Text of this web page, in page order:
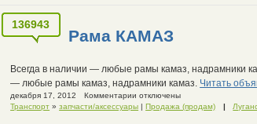
136943
Рама КАМАЗ
Всегда в наличии — любые рамы камаз, надрамники
— любые рамы камаз, надрамники камаз. Читать
декабря 17, 2012
Комментарии отключены
Транспорт »запчасти/аксессуары |Продажа (продам) |